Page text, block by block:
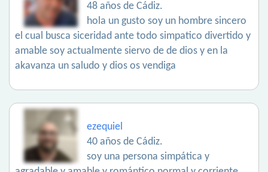
48 años de Cádiz.
hola un gusto soy un hombre sincero
el cual busca siceridad ante todo simpatico divertido y
amable soy actualmente siervo de de dios y en la
akavanza un saludo y dios os vendiga
ezequiel
40 años de Cádiz.
soy una persona simpática y